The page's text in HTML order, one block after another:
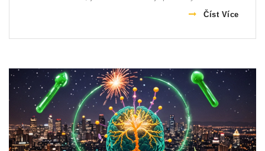
Číst Více